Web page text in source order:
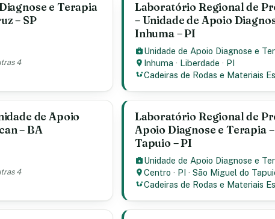
e Terapia
– SP
4
Laboratório Regional de
– Unidade de Apoio
Inhuma – PI
Unidade de Apoio Diagnose e
Inhuma · Liberdade · PI
Cadeiras de Rodas e Materiais
de Apoio
– BA
4
Laboratório Regional de
Apoio Diagnose e Terapia
Tapuio – PI
Unidade de Apoio Diagnose e
Centro · PI ·São Miguel do
Cadeiras de Rodas e Materiais